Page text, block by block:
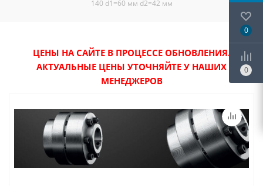
140 d1=60 мм d2=42 мм
ЦЕНЫ НА САЙТЕ В ПРОЦЕССЕ ОБНОВЛЕНИЯ.
АКТУАЛЬНЫЕ ЦЕНЫ УТОЧНЯЙТЕ У НАШИХ
МЕНЕДЖЕРОВ
0
0